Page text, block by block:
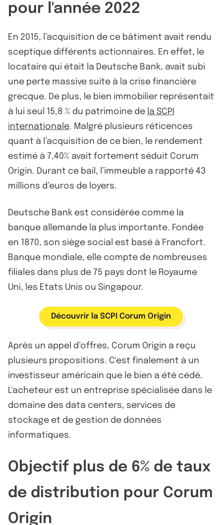
pour l'année 2022
En 2015, l’acquisition de ce bâtiment avait rendu
sceptique différents actionnaires. En effet, le
locataire qui était la Deutsche Bank, avait subi
une perte massive suite à la crise financière
grecque. De plus, le bien immobilier représentait
à lui seul 15,8 % du patrimoine de la SCPI
internationale. Malgré plusieurs réticences
quant à l’acquisition de ce bien, le rendement
estimé à 7,40% avait fortement séduit Corum
Origin. Durant ce bail, l’immeuble a rapporté 43
millions d’euros de loyers.
Deutsche Bank est considérée comme la
banque allemande la plus importante. Fondée
en 1870, son siège social est basé à Francfort.
Banque mondiale, elle compte de nombreuses
filiales dans plus de 75 pays dont le Royaume
Uni, les Etats Unis ou Singapour.
Découvrir la SCPI Corum Origin
Après un appel d’offres, Corum Origin a reçu
plusieurs propositions. C'est finalement à un
investisseur américain que le bien a été cédé.
L'acheteur est un entreprise spécialisée dans le
domaine des data centers, services de
stockage et de gestion de données
informatiques.
Objectif plus de 6% de taux
de distribution pour Corum
Origin